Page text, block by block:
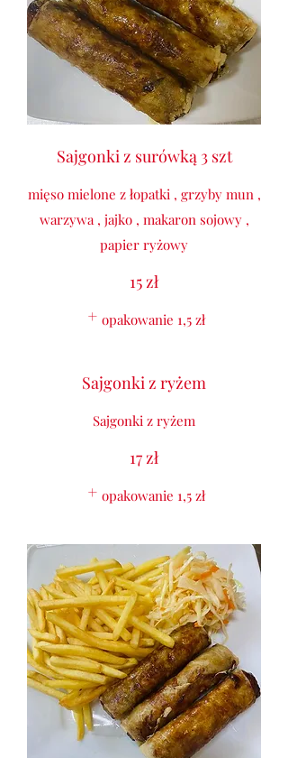
Sajgonki z surówką 3 szt
mięso mielone z łopatki , grzyby mun ,
warzywa , jajko , makaron sojowy ,
papier ryżowy
15 zł
opakowanie 1,5 zł
Sajgonki z ryżem
Sajgonki z ryżem
17 zł
opakowanie 1,5 zł